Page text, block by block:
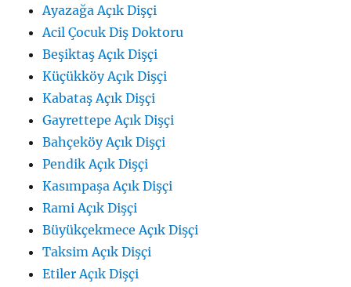
Ayazağa Açık Dişçi
Acil Çocuk Diş Doktoru
Beşiktaş Açık Dişçi
Küçükköy Açık Dişçi
Kabataş Açık Dişçi
Gayrettepe Açık Dişçi
Bahçeköy Açık Dişçi
Pendik Açık Dişçi
Kasımpaşa Açık Dişçi
Rami Açık Dişçi
Büyükçekmece Açık Dişçi
Taksim Açık Dişçi
Etiler Açık Dişçi